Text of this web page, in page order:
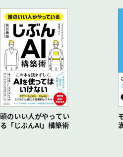
完璧主義より行動主義
３．とことんポジティブに考える
とことんポジティブに考える
失敗のない人はつまらない
” 思案” より” 直感” の方が成功
わざとプレッシャーをかける
仕事に勢いをつける
雑用と思っているのは自分だけ
その５ 失敗するのが怖い！
その６ 組織の中で実行する立場
10．上手に謝る
11．整理上手になる
12．計画を立ててみよう！
13．集中力を高める
14．自分のコストを計算する
15．企画書は短時間で仕上げる
16．上司・同僚・後輩を味方につ
17．社外ネットワークを構築する
18．情報収集をする
19．外に出てみよう！
20．お金を貯める
頭のいい人がやってい
る「じぶんAI」構築術